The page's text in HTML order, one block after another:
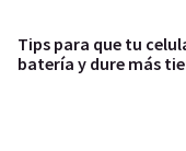
Tips para que tu
batería y dure más